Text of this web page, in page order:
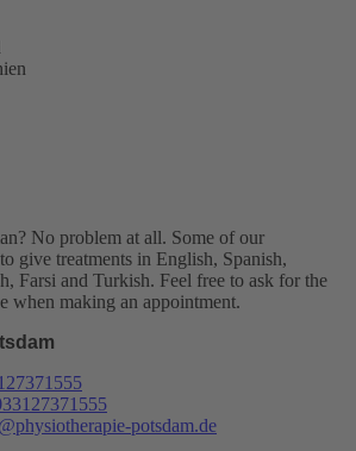
No problem at all. Some of our
give treatments in English, Spanish,
Farsi and Turkish. Feel free to ask for the
when making an appointment.
potsdam.de